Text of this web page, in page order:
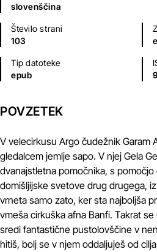
slovenščina
Število strani
103
Tip datoteke
epub
POVZETEK
V velecirkusu Argo čudežnik Garam
gledalcem jemlje sapo. V njej Gela
dvanajstletna pomočnika, s
domišljijske svetove drug drugega,
vrneta samo zato, ker sta najboljša
vmeša cirkuška afna Banfi. Takrat
sredi fantastične pustolovščine v
hitiš, bolj se v njem oddaljuješ od